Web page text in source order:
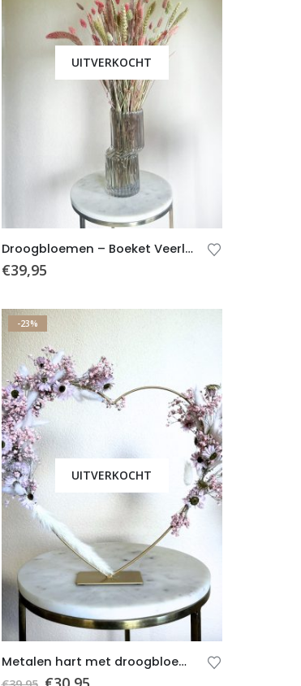
UITVERKOCHT
Droogbloemen – Boeket Veerle (incl. vaas)
€39,95
-23%
UITVERKOCHT
Metalen hart met droogbloemen 12 – Moederdag